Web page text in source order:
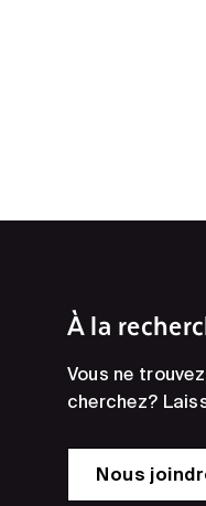
À la
Vous ne
cherchez?
Nous